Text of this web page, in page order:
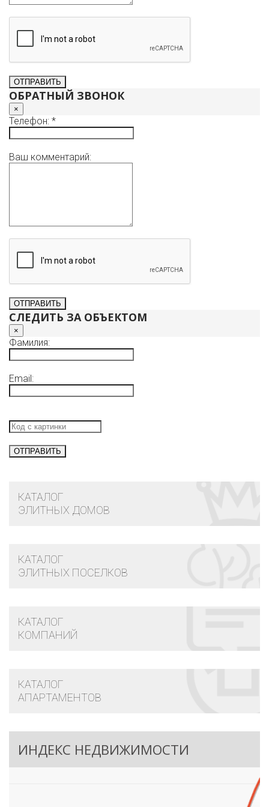
ОБРАТНЫЙ ЗВОНОК
×
Телефон: *
Ваш комментарий:
СЛЕДИТЬ ЗА ОБЪЕКТОМ
×
Фамилия:
Email:
КАТАЛОГ
ЭЛИТНЫХ ДОМОВ
КАТАЛОГ
ЭЛИТНЫХ ПОСЕЛКОВ
КАТАЛОГ
КОМПАНИЙ
КАТАЛОГ
АПАРТАМЕНТОВ
ИНДЕКС НЕДВИЖИМОСТИ